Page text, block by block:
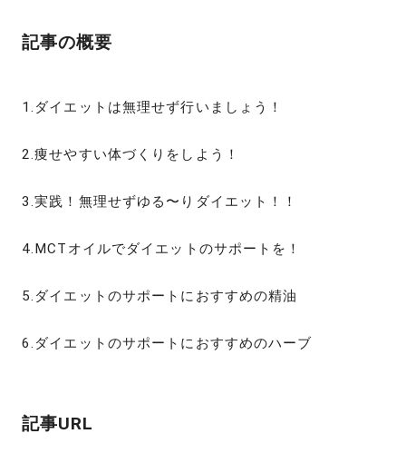
記事の概要
1.ダイエットは無理せず行いましょう！
2.痩せやすい体づくりをしよう！
3.実践！無理せずゆる〜りダイエット！！
4.MCTオイルでダイエットのサポートを！
5.ダイエットのサポートにおすすめの精油
6.ダイエットのサポートにおすすめのハーブ
記事URL